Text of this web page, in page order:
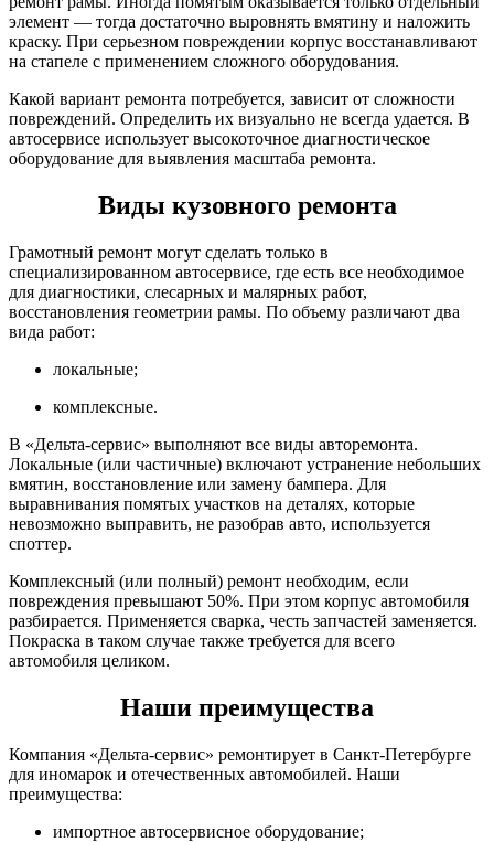
элемент — тогда достаточно выровнять вмятину и наложить
краску. При серьезном повреждении корпус восстанавливают
на стапеле с применением сложного оборудования.
Какой вариант ремонта потребуется, зависит от сложности
повреждений. Определить их визуально не всегда удается. В
автосервисе использует высокоточное диагностическое
оборудование для выявления масштаба ремонта.
Виды кузовного ремонта
Грамотный ремонт могут сделать только в
специализированном автосервисе, где есть все необходимое
для диагностики, слесарных и малярных работ,
восстановления геометрии рамы. По объему различают два
вида работ:
локальные;
комплексные.
В «Дельта-сервис» выполняют все виды авторемонта.
Локальные (или частичные) включают устранение небольших
вмятин, восстановление или замену бампера. Для
выравнивания помятых участков на деталях, которые
невозможно выправить, не разобрав авто, используется
споттер.
Комплексный (или полный) ремонт необходим, если
повреждения превышают 50%. При этом корпус автомобиля
разбирается. Применяется сварка, честь запчастей заменяется.
Покраска в таком случае также требуется для всего
автомобиля целиком.
Наши преимущества
Компания «Дельта-сервис» ремонтирует в Санкт-Петербурге
для иномарок и отечественных автомобилей. Наши
преимущества:
импортное автосервисное оборудование;